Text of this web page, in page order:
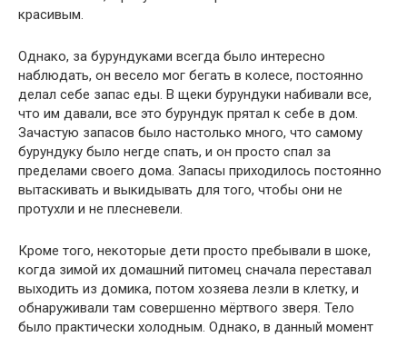
красивым.
Однако, за бурундуками всегда было интересно
наблюдать, он весело мог бегать в колесе, постоянно
делал себе запас еды. В щеки бурундуки набивали все,
что им давали, все это бурундук прятал к себе в дом.
Зачастую запасов было настолько много, что самому
бурундуку было негде спать, и он просто спал за
пределами своего дома. Запасы приходилось постоянно
вытаскивать и выкидывать для того, чтобы они не
протухли и не плесневели.
Кроме того, некоторые дети просто пребывали в шоке,
когда зимой их домашний питомец сначала переставал
выходить из домика, потом хозяева лезли в клетку, и
обнаруживали там совершенно мёртвого зверя. Тело
было практически холодным. Однако, в данный момент